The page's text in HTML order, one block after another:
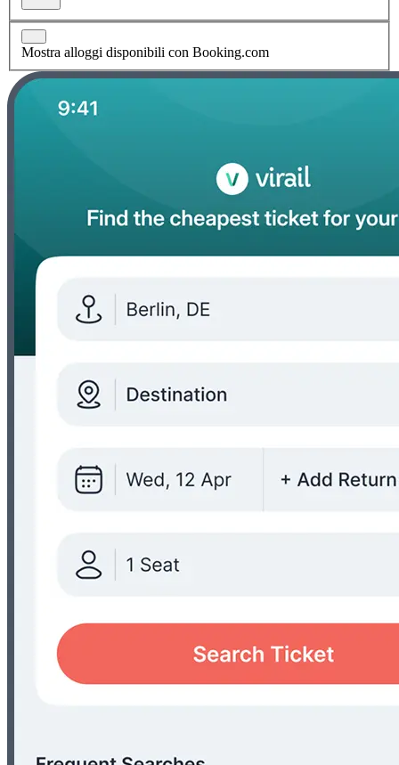
Mostra alloggi disponibili con Booking.com